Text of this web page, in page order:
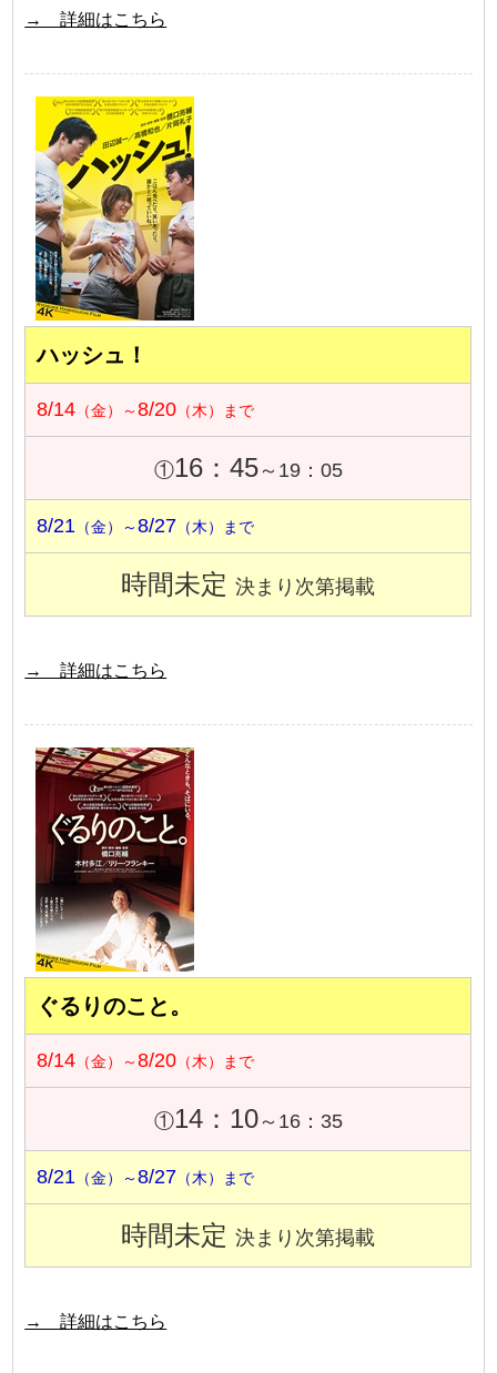
→ 詳細はこちら
ハッシュ！
8/14 （金）～8/20 （木）まで
①16：45～19：05
8/21 （金）～8/27 （木）まで
時間未定決まり次第掲載
→ 詳細はこちら
ぐるりのこと。
8/14 （金）～8/20 （木）まで
①14：10～16：35
8/21 （金）～8/27 （木）まで
時間未定決まり次第掲載
→ 詳細はこちら